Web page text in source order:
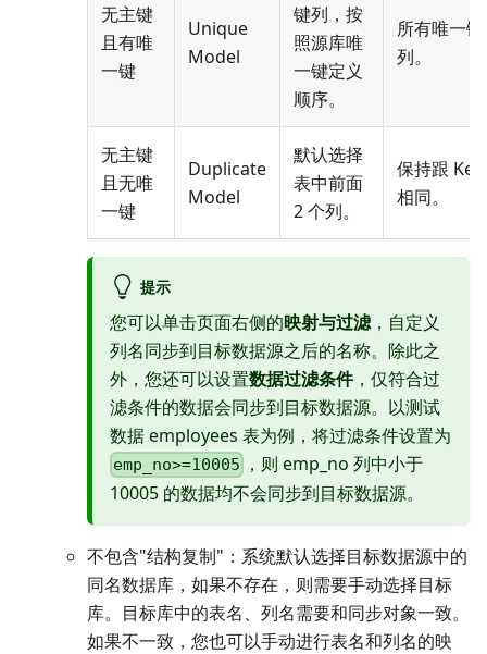
无主键
且有唯
一键
Unique
Model
键列，按
照源库唯
一键定义
顺序。
所有唯一键
列。
无主键
且无唯
一键
Duplicate
Model
默认选择
表中前面
2 个列。
保持跟 Key
相同。
提示
您可以单击页面右侧的映射与过滤，自定义
列名同步到目标数据源之后的名称。除此之
外，您还可以设置数据过滤条件，仅符合过
滤条件的数据会同步到目标数据源。以测试
数据 employees 表为例，将过滤条件设置为
emp_no>=10005
，则 emp_no 列中小于
10005 的数据均不会同步到目标数据源。
不包含"结构复制"：系统默认选择目标数据源中的
同名数据库，如果不存在，则需要手动选择目标
库。目标库中的表名、列名需要和同步对象一致。
如果不一致，您也可以手动进行表名和列名的映